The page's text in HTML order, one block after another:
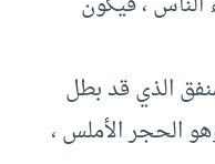
الذي قد بطل
الحجر الأملس ،